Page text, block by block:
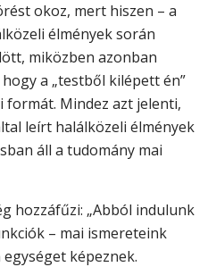
okoz, mert hiszen – a
élmények során
miközben azonban
a „testből kilépett én”
Mindez azt jelenti,
leírt halálközeli élmények
áll a tudomány mai
hozzáfűzi: „Abból indulunk
– mai ismereteink
képeznek.